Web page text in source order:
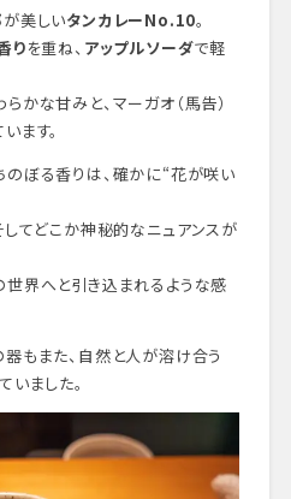
美しいタンカレーNo.10。
りを重ね、 アップルソーダで軽
らかな甘みと、マーガオ（馬告）
ます。
ぼる香りは、確かに“花が咲い
してどこか神秘的なニュアンスが
界へと引き込まれるような感
もまた、自然と人が溶け合う
いました。